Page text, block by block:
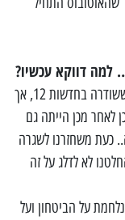
"תכננו לעלות על הקו יום למחרת פרסום הכתבה ששודרה בחדשות 12, אך
לאחר מכן הייתה גם
כעת משחזרנו לשגרה
לא לדלג על זה
על הביטחון ועל